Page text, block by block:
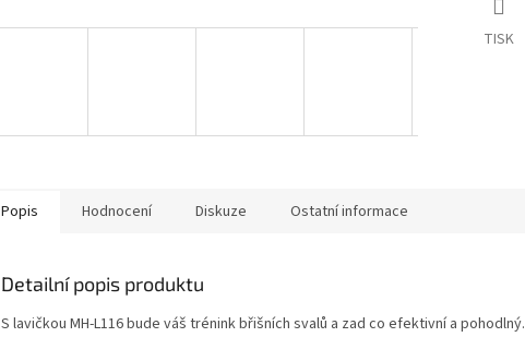
TISK
Popis Hodnocení Diskuze Ostatní informace
Detailní popis produktu
S lavičkou MH-L116 bude váš trénink břišních svalů a zad co efektivní a pohodlný.